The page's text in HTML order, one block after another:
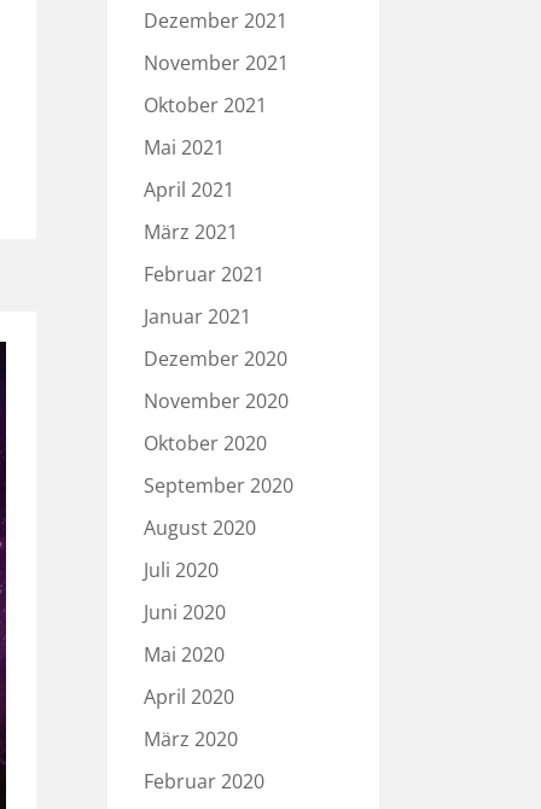
Dezember 2021
November 2021
Oktober 2021
Mai 2021
April 2021
März 2021
Februar 2021
Januar 2021
Dezember 2020
November 2020
Oktober 2020
September 2020
August 2020
Juli 2020
Juni 2020
Mai 2020
April 2020
März 2020
Februar 2020